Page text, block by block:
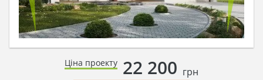
Ціна проекту 22 200 грн